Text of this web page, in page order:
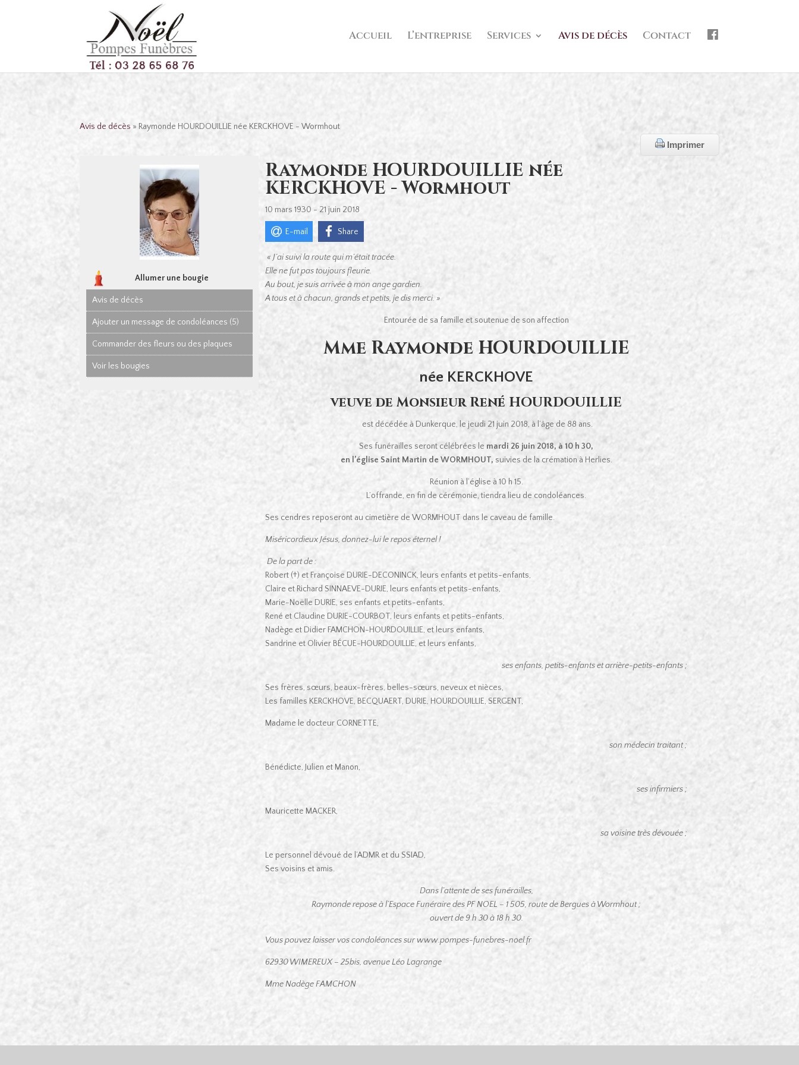
Accueil L’entreprise Services Avis de décès Contact
Avis de décès » Raymonde HOURDOUILLIE née KERCKHOVE - Wormhout
Imprimer
Allumer une bougie
Avis de décès
Ajouter un message de condoléances (5)
Commander des fleurs ou des plaques
Voir les bougies
Raymonde HOURDOUILLIE née
KERCKHOVE - Wormhout
10 mars 1930 - 21 juin 2018
E-mail Share
« J’ai suivi la route qui m’était tracée.
Elle ne fut pas toujours fleurie.
Au bout, je suis arrivée à mon ange gardien.
A tous et à chacun, grands et petits, je dis merci. »
Entourée de sa famille et soutenue de son affection
Mme Raymonde HOURDOUILLIE
née KERCKHOVE
veuve de Monsieur René HOURDOUILLIE
est décédée à Dunkerque, le jeudi 21 juin 2018, à l’âge de 88 ans.
Ses funérailles seront célébrées le mardi 26 juin 2018, à 10 h 30,
en l’église Saint Martin de WORMHOUT, suivies de la crémation à Herlies.
Réunion à l’église à 10 h 15.
L’offrande, en fin de cérémonie, tiendra lieu de condoléances.
Ses cendres reposeront au cimetière de WORMHOUT dans le caveau de famille.
Miséricordieux Jésus, donnez-lui le repos éternel !
De la part de :
Robert (†) et Françoise DURIE-DECONINCK, leurs enfants et petits-enfants,
Claire et Richard SINNAEVE-DURIE, leurs enfants et petits-enfants,
Marie-Noëlle DURIE, ses enfants et petits-enfants,
René et Claudine DURIE-COURBOT, leurs enfants et petits-enfants,
Nadège et Didier FAMCHON-HOURDOUILLIE, et leurs enfants,
Sandrine et Olivier BÉCUE-HOURDOUILLIE, et leurs enfants,
ses enfants, petits-enfants et arrière-petits-enfants ;
Ses frères, sœurs, beaux-frères, belles-sœurs, neveux et nièces,
Les familles KERCKHOVE, BECQUAERT, DURIE, HOURDOUILLIE, SERGENT,
Madame le docteur CORNETTE,
son médecin traitant ;
Bénédicte, Julien et Manon,
ses infirmiers ;
Mauricette MACKER,
sa voisine très dévouée ;
Le personnel dévoué de l’ADMR et du SSIAD,
Ses voisins et amis.
Dans l’attente de ses funérailles,
Raymonde repose à l’Espace Funéraire des PF NOEL – 1 505, route de Bergues à Wormhout ;
ouvert de 9 h 30 à 18 h 30.
Vous pouvez laisser vos condoléances sur www.pompes-funebres-noel.fr
62930 WIMEREUX – 25bis, avenue Léo Lagrange
Mme Nadège FAMCHON